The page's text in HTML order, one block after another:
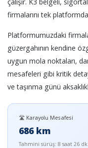
çalışır. K3 belgeli,
firmalarını tek
Platformumuzdaki
güzergahının kendine
uygun mola noktaları,
mesafeleri gibi kritik
ve taşınma günü
🛣️ Karayolu Mesafesi
686 km
Tahmini sürüş: 8 saat 26 dk